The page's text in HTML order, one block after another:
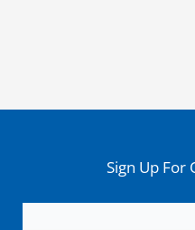
Sign Up For